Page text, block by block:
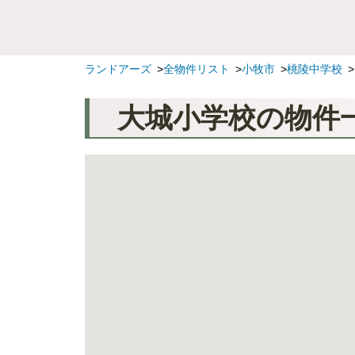
ランドアーズ 全物件リスト 小牧市 桃陵中学校
大城小学校の物件